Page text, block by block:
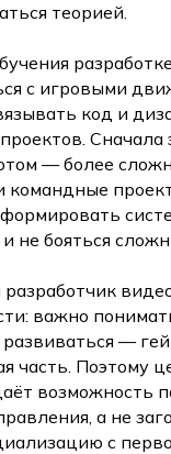
теорией.
с игровыми
код и
Сначала
— более
командные
не бояться
важно
—
часть. Поэтому
возможность
а не
с